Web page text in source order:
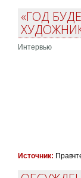
«ГОД
Интервью
Источник: